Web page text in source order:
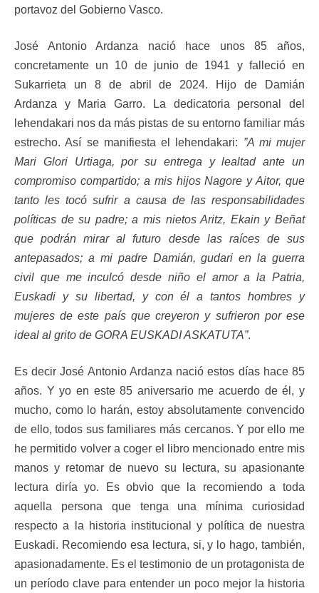
portavoz del Gobierno Vasco.
José Antonio Ardanza nació hace unos 85 años,
concretamente un 10 de junio de 1941 y falleció en
Sukarrieta un 8 de abril de 2024. Hijo de Damián
Ardanza y Maria Garro. La dedicatoria personal del
lehendakari nos da más pistas de su entorno familiar más
estrecho. Así se manifiesta el lehendakari: ”A mi mujer
Mari Glori Urtiaga, por su entrega y lealtad ante un
compromiso compartido; a mis hijos Nagore y Aitor, que
tanto les tocó sufrir a causa de las responsabilidades
políticas de su padre; a mis nietos Aritz, Ekain y Beñat
que podrán mirar al futuro desde las raíces de sus
antepasados; a mi padre Damián, gudari en la guerra
civil que me inculcó desde niño el amor a la Patria,
Euskadi y su libertad, y con él a tantos hombres y
mujeres de este país que creyeron y sufrieron por ese
ideal al grito de GORA EUSKADI ASKATUTA”.
Es decir José Antonio Ardanza nació estos días hace 85
años. Y yo en este 85 aniversario me acuerdo de él, y
mucho, como lo harán, estoy absolutamente convencido
de ello, todos sus familiares más cercanos. Y por ello me
he permitido volver a coger el libro mencionado entre mis
manos y retomar de nuevo su lectura, su apasionante
lectura diría yo. Es obvio que la recomiendo a toda
aquella persona que tenga una mínima curiosidad
respecto a la historia institucional y política de nuestra
Euskadi. Recomiendo esa lectura, si, y lo hago, también,
apasionadamente. Es el testimonio de un protagonista de
un período clave para entender un poco mejor la historia